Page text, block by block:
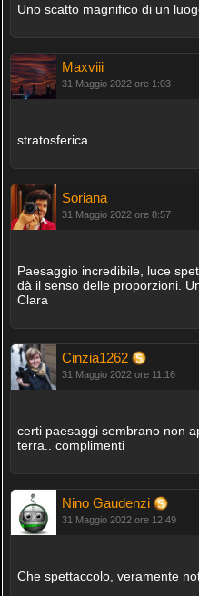
Uno scatto magnifico di un
Maxviii
31 Maggio 2022 ore 1:03
stratosferica
Soriana
31 Maggio 2022 ore 8:57
Paesaggio incredibile, luce
dà il senso delle proporzioni.
Clara
Cinzia1262
31 Maggio 2022 ore 11:16
certi paesaggi sembrano non
terra.. complimenti
Nino Gaudenzi
31 Maggio 2022 ore 12:49
Che spettaccolo, veramente